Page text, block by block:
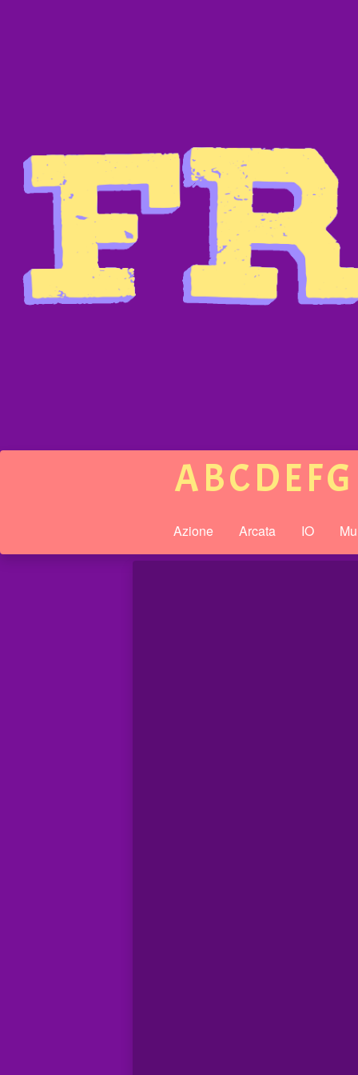
ABCDEFG
Azione Arcata IO